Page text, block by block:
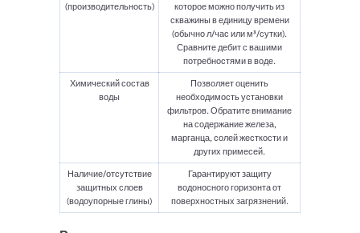
(производительность)
которое можно получить из
скважины в единицу времени
(обычно л/час или м³/сутки).
Сравните дебит с вашими
потребностями в воде.
Химический состав
воды
Позволяет оценить
необходимость установки
фильтров. Обратите внимание
на содержание железа,
марганца, солей жесткости и
других примесей.
Наличие/отсутствие
защитных слоев
(водоупорные глины)
Гарантируют защиту
водоносного горизонта от
поверхностных загрязнений.